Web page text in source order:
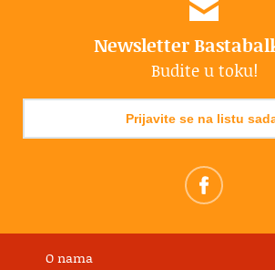
Newsletter
Budite u toku!
Prijavite se na listu
O nama